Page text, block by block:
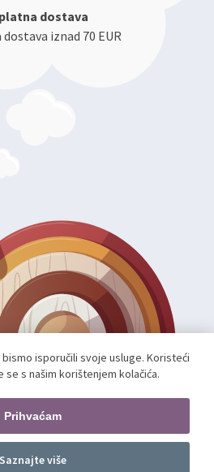
Dodajte u košaricu
dostava
iznad 70 EUR
nas
bismo isporučili svoje usluge. Koristeći
se s našim korištenjem kolačića.
Prihvaćam
Saznajte više